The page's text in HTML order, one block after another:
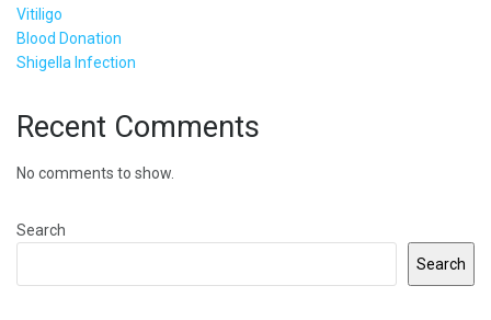
Vitiligo
Blood Donation
Shigella Infection
Recent Comments
No comments to show.
Search
Search